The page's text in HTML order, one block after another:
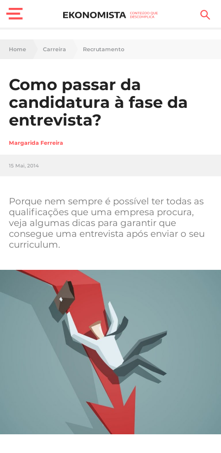
Finanças Pessoais
Carreira
Casa
Lifestyle
Sociedade
Negócios
Mundial 2026
Home Carreira Recrutamento
Como passar da
candidatura à fase da
entrevista?
Margarida Ferreira
15 Mai, 2014
Porque nem sempre é possível ter todas as
qualificações que uma empresa procura,
veja algumas dicas para garantir que
consegue uma entrevista após enviar o seu
curriculum.